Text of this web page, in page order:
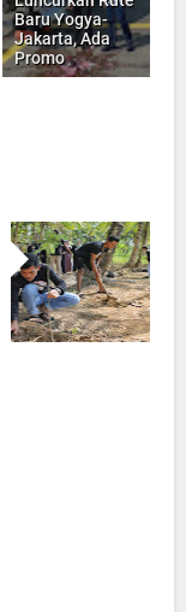
Baru Yogya-
Jakarta, Ada
Promo